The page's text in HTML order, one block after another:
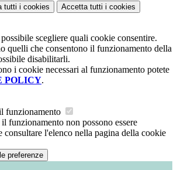
tutti i cookies Accetta tutti i cookies
scegliere quali cookie consentire.
quelli che consentono il funzionamento della
disabilitarli.
i cookie necessari al funzionamento potete
POLICY.
funzionamento
funzionamento non possono essere
consultare l'elenco nella pagina della cookie
preferenze